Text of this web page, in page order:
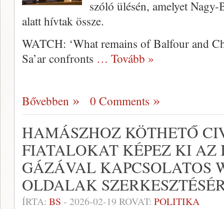
szóló ülésén, amelyet
alatt hívtak össze.
WATCH: ‘What remains of Balfour and
Sa’ar confronts … Tovább »
Bővebben 0 Comments
HAMÁSZHOZ KÖTHETŐ
FIATALOKAT KÉPEZ KI AZ
GÁZÁVAL KAPCSOLATOS
OLDALAK
ÍRTA: BS - 2026-02-19 ROVAT: POLITIKA